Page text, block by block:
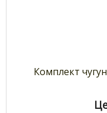
Комплект